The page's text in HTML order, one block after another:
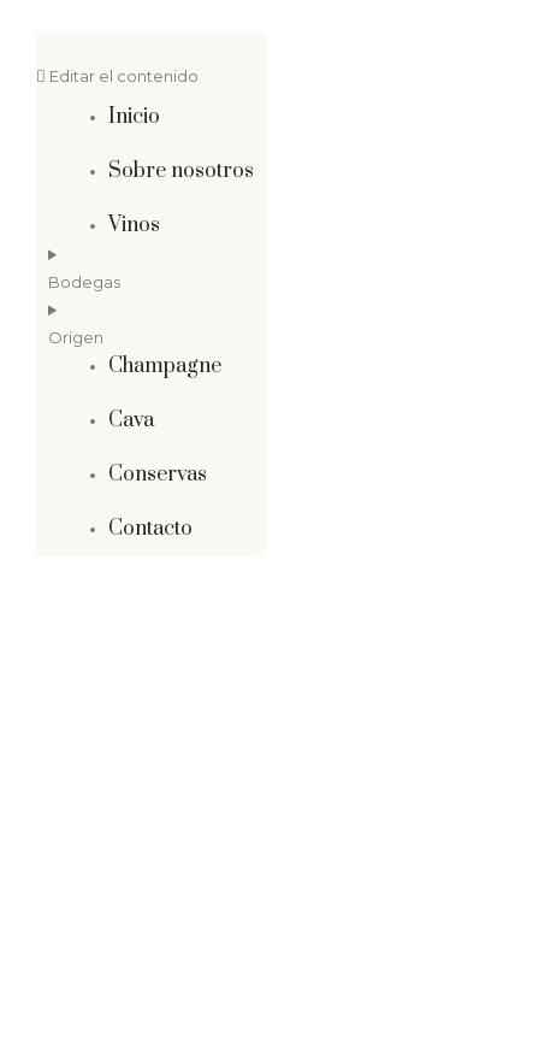
Editar el contenido
Inicio
Sobre nosotros
Vinos
Bodegas
Origen
Champagne
Cava
Conservas
Contacto